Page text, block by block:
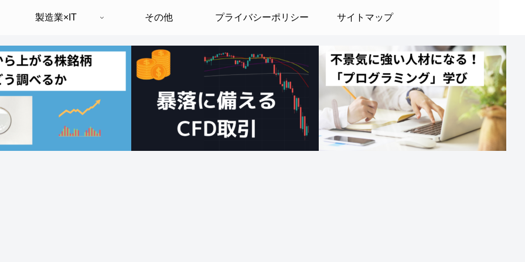
製造業×IT その他 プライバシーポリシー サイトマップ